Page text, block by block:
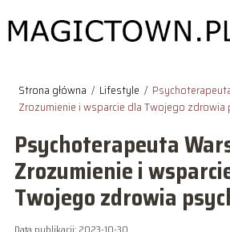
Strona główna / Lifestyle /
Zrozumienie i wsparcie dla Twojego zdrowia
Psychoterapeuta
Zrozumienie i
Twojego zdrowia